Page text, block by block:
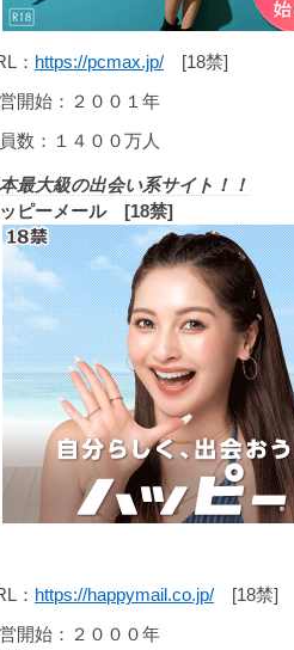
： https://pcmax.jp/ [18禁]
開始：２００１年
数：１４００万人
最大級の出会い系サイト！！
ピーメール [18禁]
： https://happymail.co.jp/ [18禁]
開始：２０００年